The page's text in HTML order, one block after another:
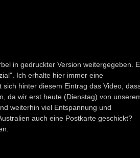
in gedruckter Version weitergegeben.
Ich erhalte hier immer eine
hinter diesem Eintrag das Video,
da wir erst heute (Dienstag) von
weiterhin viel Entspannung und
auch eine Postkarte geschickt?